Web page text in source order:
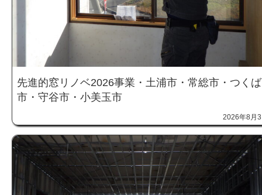
先進的窓リノベ2026事業・土浦市・常総市・つくば
市・守谷市・小美玉市
2026年8月